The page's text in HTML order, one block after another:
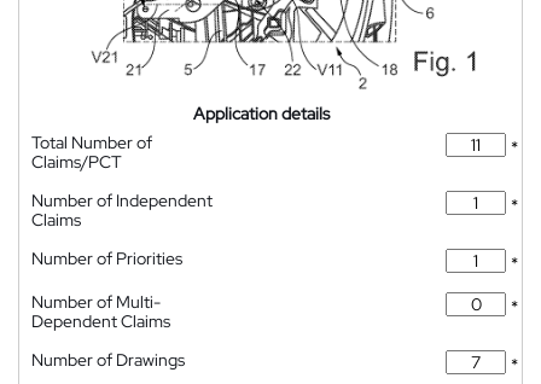
Application details
Total Number of
Claims/PCT
*
Number of Independent
Claims
*
Number of Priorities
*
Number of Multi-
Dependent Claims
*
Number of Drawings
*